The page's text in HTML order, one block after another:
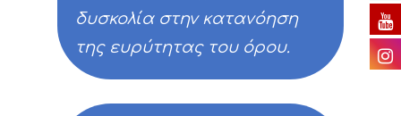
δυσκολία στην κατανόηση
της ευρύτητας του όρου.
Ευαισθητοποίησης
διάχυσης των
αποτελεσμάτων
F. Δράσεις
Παρουσιάσεις
Ραδιοφωνικά spots